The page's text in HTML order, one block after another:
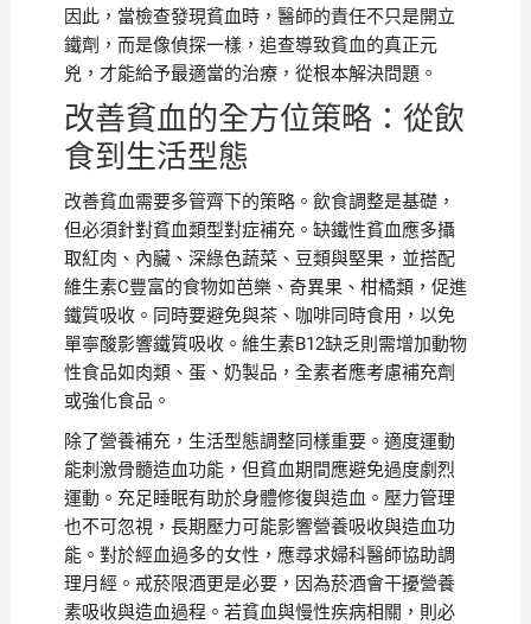
因此，當檢查發現貧血時，醫師的責任不只是開立
鐵劑，而是像偵探一樣，追查導致貧血的真正元
兇，才能給予最適當的治療，從根本解決問題。
改善貧血的全方位策略：從飲
食到生活型態
改善貧血需要多管齊下的策略。飲食調整是基礎，
但必須針對貧血類型對症補充。缺鐵性貧血應多攝
取紅肉、內臟、深綠色蔬菜、豆類與堅果，並搭配
維生素C豐富的食物如芭樂、奇異果、柑橘類，促進
鐵質吸收。同時要避免與茶、咖啡同時食用，以免
單寧酸影響鐵質吸收。維生素B12缺乏則需增加動物
性食品如肉類、蛋、奶製品，全素者應考慮補充劑
或強化食品。
除了營養補充，生活型態調整同樣重要。適度運動
能刺激骨髓造血功能，但貧血期間應避免過度劇烈
運動。充足睡眠有助於身體修復與造血。壓力管理
也不可忽視，長期壓力可能影響營養吸收與造血功
能。對於經血過多的女性，應尋求婦科醫師協助調
理月經。戒菸限酒更是必要，因為菸酒會干擾營養
素吸收與造血過程。若貧血與慢性疾病相關，則必